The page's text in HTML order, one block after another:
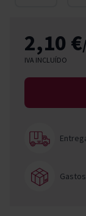
2,10 €
IVA INCLUÍDO